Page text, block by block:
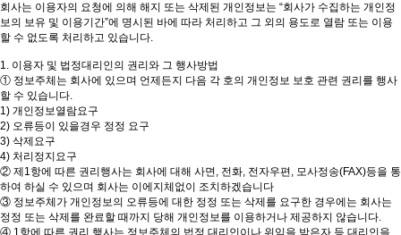
회사는 이용자의 요청에 의해 해지 또는 삭제된 개인정보는 “회사가 수집하는 개인정
보의 보유 및 이용기간”에 명시된 바에 따라 처리하고 그 외의 용도로 열람 또는 이용
할 수 없도록 처리하고 있습니다.
1. 이용자 및 법정대리인의 권리와 그 행사방법
① 정보주체는 회사에 있으며 언제든지 다음 각 호의 개인정보 보호 관련 권리를 행사
할 수 있습니다.
1) 개인정보열람요구
2) 오류등이 있을경우 정정 요구
3) 삭제요구
4) 처리정지요구
② 제1항에 따른 권리행사는 회사에 대해 사면, 전화, 전자우편, 모사정송(FAX)등을 통
하여 하실 수 있으며 회사는 이에지체없이 조치하겠습니다
③ 정보주체가 개인정보의 오류등에 대한 정정 또는 삭제를 요구한 경우에는 회사는
정정 또는 삭제를 완료할 때까지 당해 개인정보를 이용하거나 제공하지 않습니다.
④ 1항에 따른 권리 행사는 정보주체의 법정 대리인이나 위임을 받은자 등 대리인을